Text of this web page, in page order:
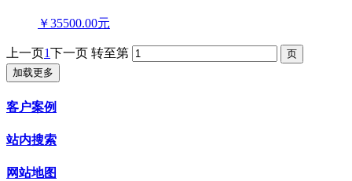
￥35500.00元
上一页1下一页 转至第
加载更多
客户案例
站内搜索
网站地图